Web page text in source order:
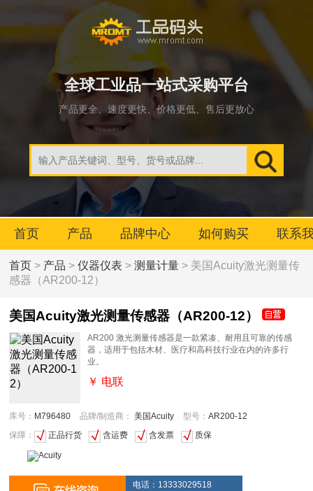
全球工业品一站式采购平台
产品更全、速度更快、价格更低、售后更放心
首页 产品 品牌中心 如何购买 联系
首页 > 产品 >仪器仪表 >测量计量 > 美国Acuity激光测量传
感器（AR200-12）
美国Acuity激光测量传感器（AR200-12）
AR200 激光测量传感器是一款紧凑、耐用且可靠的传感
器，适用于包括木材、医疗和高科技行业在内的许多行
业。
￥ 电联
库号： M796480 品牌/制造商： 美国Acuity 型号：AR200-12
保障：
正品行货 含运费 含发票 质保
电话：13333029518